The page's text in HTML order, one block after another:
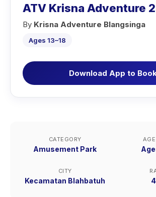
ATV Krisna Adventure
By Krisna Adventure Blangsinga
Ages 13–18
Download App to
CATEGORY
Amusement Park
CITY
Kecamatan Blahbatuh